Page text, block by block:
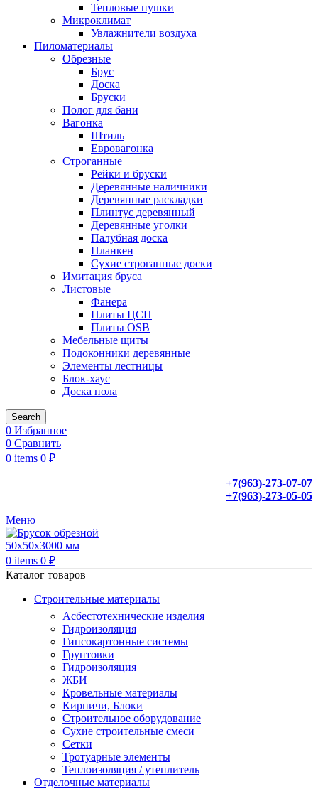
Тепловые пушки
Микроклимат
Увлажнители воздуха
Пиломатериалы
Обрезные
Брус
Доска
Бруски
Полог для бани
Вагонка
Штиль
Евровагонка
Строганные
Рейки и бруски
Деревянные наличники
Деревянные раскладки
Плинтус деревянный
Деревянные уголки
Палубная доска
Планкен
Сухие строганные доски
Имитация бруса
Листовые
Фанера
Плиты ЦСП
Плиты OSB
Мебельные щиты
Подоконники деревянные
Элементы лестницы
Блок-хаус
Доска пола
Search
0 Избранное
0 Сравнить
0 items 0 ₽
+7(963)-273-07-07
+7(963)-273-05-05
Меню
0 items 0 ₽
Каталог товаров
Строительные материалы
Асбестотехнические изделия
Гидроизоляция
Гипсокартонные системы
Грунтовки
Гидроизоляция
ЖБИ
Кровельные материалы
Кирпичи, Блоки
Строительное оборудование
Сухие строительные смеси
Сетки
Тротуарные элементы
Теплоизоляция / утеплитель
Отделочные материалы